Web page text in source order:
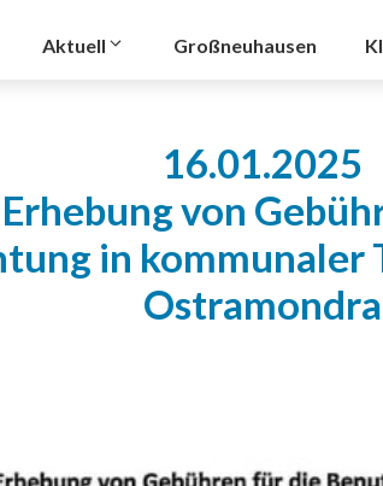
Aktuell Großneuhausen
16.01.2025
von
in kommunaler
Ostramondra